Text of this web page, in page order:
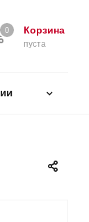
Корзина
0
пуста
0